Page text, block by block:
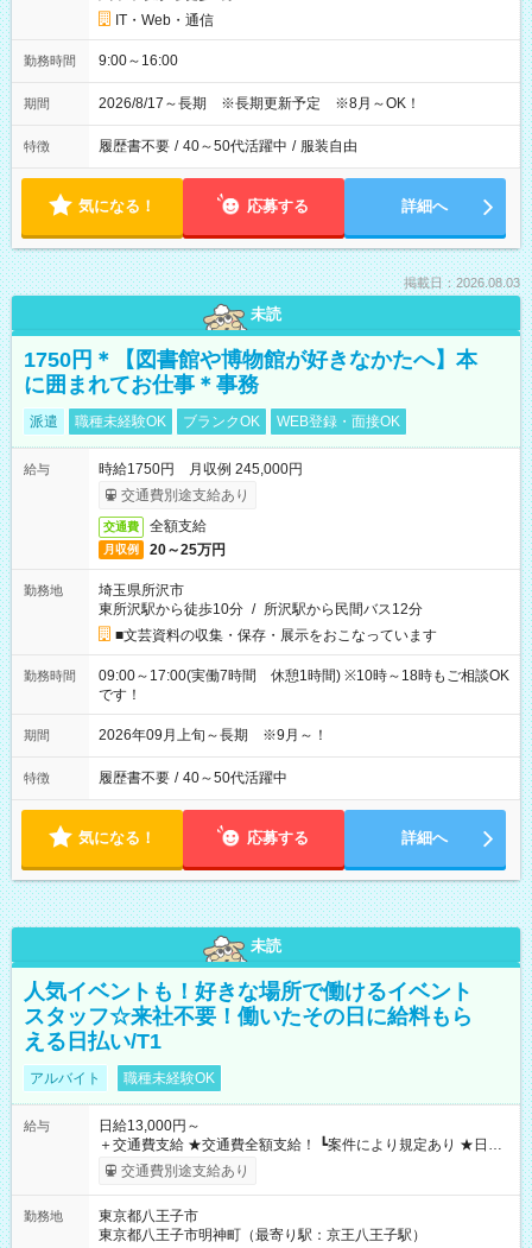
IT・Web・通信
勤務時間 9:00～16:00
期間 2026/8/17～長期 ※長期更新予定 ※8月～OK！
特徴 履歴書不要 / 40～50代活躍中 / 服装自由
気になる！ 応募する 詳細へ
掲載日：2026.08.03
未読
1750円＊【図書館や博物館が好きなかたへ】本
に囲まれてお仕事＊事務
派遣 職種未経験OK ブランクOK WEB登録・面接OK
給与
時給1750円 月収例 245,000円
交通費別途支給あり
交通費 全額支給
月収例 20～25万円
勤務地
埼玉県所沢市
東所沢駅から徒歩10分 / 所沢駅から民間バス12分
■文芸資料の収集・保存・展示をおこなっています
勤務時間
09:00～17:00(実働7時間 休憩1時間) ※10時～18時もご相談OK
です！
期間 2026年09月上旬～長期 ※9月～！
特徴 履歴書不要 / 40～50代活躍中
気になる！ 応募する 詳細へ
未読
人気イベントも！好きな場所で働けるイベント
スタッフ☆来社不要！働いたその日に給料もら
える日払い/T1
アルバイト 職種未経験OK
給与
日給13,000円～
＋交通費支給 ★交通費全額支給！ ┗案件により規定あり ★日払
いOK！（規定あり） ┗働いたその日に現金GET♪ お仕事後はコ
ンビニATMから 日払い分を引き落とせます！ 【試用期間】試
交通費別途支給あり
勤務地
東京都八王子市
東京都八王子市明神町（最寄り駅：京王八王子駅）